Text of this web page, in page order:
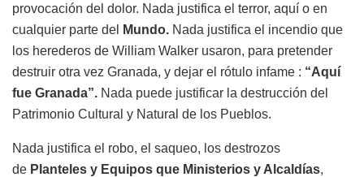
provocación del dolor. Nada justifica el terror, aquí o en
cualquier parte del
Mundo. Nada justifica el incendio que
los herederos de William Walker usaron, para pretender
destruir otra vez Granada, y dejar el rótulo infame : “Aquí
fue Granada”. Nada puede justificar la destrucción del
Patrimonio Cultural y Natural de los Pueblos.
Nada justifica el robo, el saqueo, los destrozos
de Planteles y Equipos que Ministerios y Alcaldías,